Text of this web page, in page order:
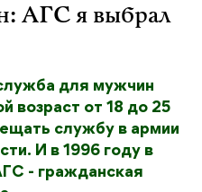
АГС я выбрал
для мужчин
возраст от 18 до 25
службу в армии
И в 1996 году в
- гражданская